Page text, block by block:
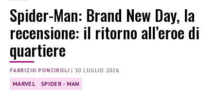
Spider-Man: Brand New Day, la
recensione: il ritorno all’eroe di
quartiere
FABRIZIO PONCIROLI | 30 LUGLIO 2026
MARVEL SPIDER - MAN